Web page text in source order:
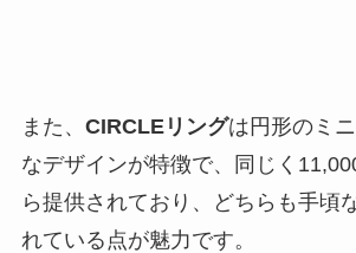
また、 CIRCLEリングは円形のミ
なデザインが特徴で、同じく
ら提供されており、どちらも手頃
れている点が魅力です。